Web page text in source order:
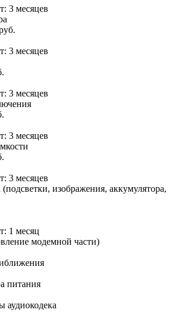
3 месяцев
3 месяцев
3 месяцев
3 месяцев
3 месяцев
изображения, аккумулятора,
1 месяц
модемной части)
питания
аудиокодека